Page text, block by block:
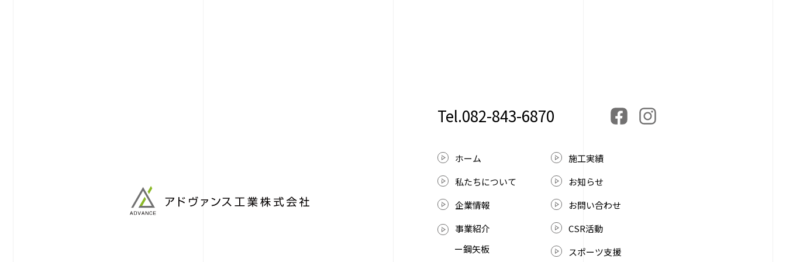
Tel.082-843-6870
ホーム
私たちについて
企業情報
事業紹介
ー鋼矢板
施工実績
お知らせ
お問い合わせ
CSR活動
スポーツ支援